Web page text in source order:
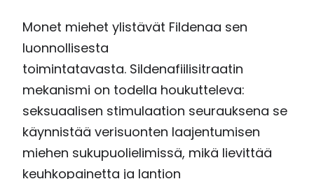
Monet miehet ylistävät Fildenaa sen
luonnollisesta
toimintatavasta. Sildenafiilisitraatin
mekanismi on todella houkutteleva:
seksuaalisen stimulaation seurauksena se
käynnistää verisuonten laajentumisen
miehen sukupuolielimissä, mikä lievittää
keuhkopainetta ja lantion